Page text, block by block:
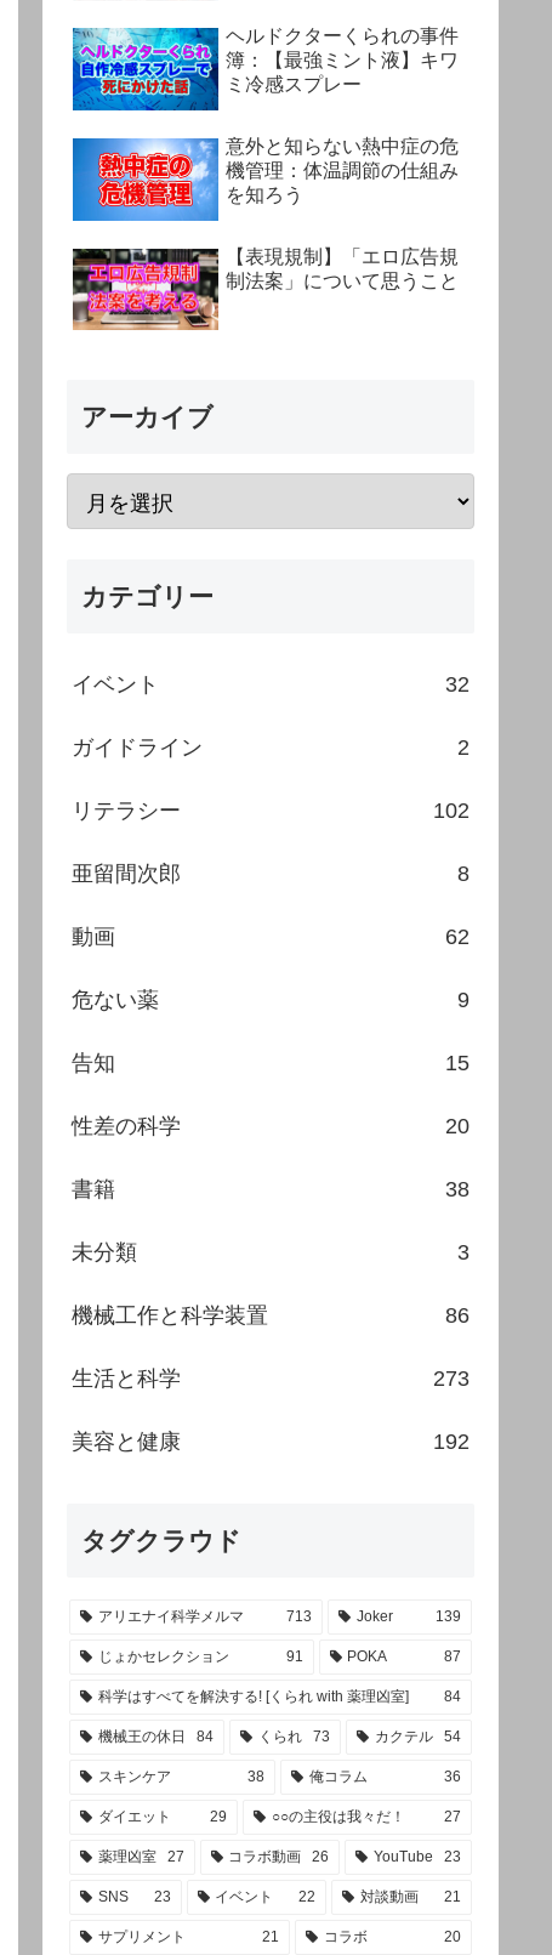
ヘルドクターくられの事件
簿：【最強ミント液】キワ
ミ冷感スプレー
意外と知らない熱中症の危
機管理：体温調節の仕組み
を知ろう
【表現規制】「エロ広告規
制法案」について思うこと
アーカイブ
カテゴリー
イベント 32
ガイドライン 2
リテラシー 102
亜留間次郎 8
動画 62
危ない薬 9
告知 15
性差の科学 20
書籍 38
未分類 3
機械工作と科学装置 86
生活と科学 273
美容と健康 192
タグクラウド
アリエナイ科学メルマ 713 Joker 139
じょかセレクション 91 POKA 87
科学はすべてを解決する! [くられ with 薬理凶室] 84
機械王の休日 84 くられ 73 カクテル 54
スキンケア 38 俺コラム 36
ダイエット 29 ○○の主役は我々だ！ 27
薬理凶室 27 コラボ動画 26 YouTube 23
SNS 23 イベント 22 対談動画 21
サプリメント 21 コラボ 20